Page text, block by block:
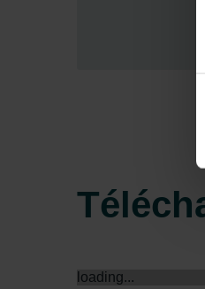
loading...